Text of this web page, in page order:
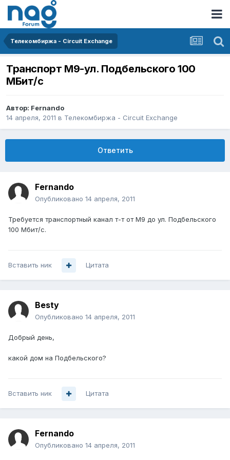
Телекомбиржа - Circuit Exchange
Транспорт М9-ул. Подбельского 100
МБит/с
Автор: Fernando
14 апреля, 2011 в Телекомбиржа - Circuit Exchange
Ответить
Fernando
Опубликовано 14 апреля, 2011
Требуется транспортный канал т-т от М9 до ул. Подбельского
100 Мбит/с.
Вставить ник Цитата
Besty
Опубликовано 14 апреля, 2011
Добрый день,
какой дом на Подбельского?
Вставить ник Цитата
Fernando
Опубликовано 14 апреля, 2011